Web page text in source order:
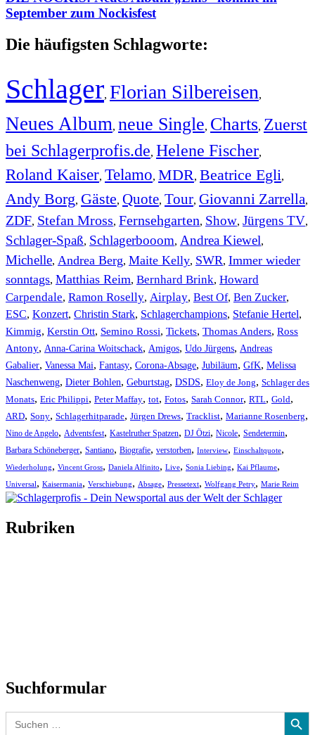
September zum Nockisfest
Die häufigsten Schlagworte:
Schlager, Florian Silbereisen,
Neues Album, neue Single, Charts, Zuerst
bei Schlagerprofis.de, Helene Fischer,
Roland Kaiser, Telamo, MDR, Beatrice Egli,
Andy Borg, Gäste, Quote, Tour, Giovanni Zarrella,
ZDF, Stefan Mross, Fernsehgarten, Show, Jürgens TV,
Schlager-Spaß, Schlagerbooom, Andrea Kiewel,
Michelle, Andrea Berg, Maite Kelly, SWR, Immer wieder
sonntags, Matthias Reim, Bernhard Brink, Howard
Carpendale, Ramon Roselly, Airplay, Best Of, Ben Zucker,
ESC, Konzert, Christin Stark, Schlagerchampions, Stefanie Hertel,
Kimmig, Kerstin Ott, Semino Rossi, Tickets, Thomas Anders, Ross
Antony, Anna-Carina Woitschack, Amigos, Udo Jürgens, Andreas
Gabalier, Vanessa Mai, Fantasy, Corona-Absage, Jubiläum, GfK, Melissa
Naschenweng, Dieter Bohlen, Geburtstag, DSDS, Eloy de Jong, Schlager des
Monats, Eric Philippi, Peter Maffay, tot, Fotos, Sarah Connor, RTL, Gold,
ARD, Sony, Schlagerhitparade, Jürgen Drews, Tracklist, Marianne Rosenberg,
Nino de Angelo, Adventsfest, Kastelruther Spatzen, DJ Ötzi, Nicole, Sendetermin,
Barbara Schöneberger, Santiano, Biografie, verstorben, Interview, Einschaltquote,
Wiederholung, Vincent Gross, Daniela Alfinito, Live, Sonia Liebing, Kai Pflaume,
Universal, Kaisermania, Verschiebung, Absage, Pressetext, Wolfgang Petry, Marie Reim
Rubriken
Suchformular
Search
for:
Search Button